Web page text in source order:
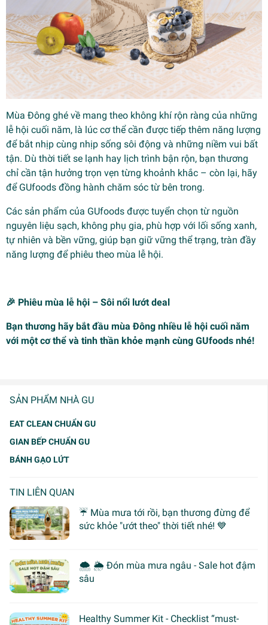
SẢN PHẨM NHÀ GU
EAT CLEAN CHUẨN GU
GIAN BẾP CHUẨN GU
BÁNH GẠO LỨT
TIN LIÊN QUAN
☔ Mùa mưa tới rồi, bạn thương đừng để
sức khỏe "ướt theo" thời tiết nhé! 💙
🌨 🌦 Đón mùa mưa ngâu - Sale hot đậm
sâu
Healthy Summer Kit - Checklist “must-
Mùa Đông ghé về mang theo không khí rộn ràng của những
lễ hội cuối năm, là lúc cơ thể cần được tiếp thêm năng lượng
để bắt nhịp cùng nhịp sống sôi động và những niềm vui bất
tận. Dù thời tiết se lạnh hay lịch trình bận rộn, bạn thương
chỉ cần tận hưởng trọn vẹn từng khoảnh khắc – còn lại, hãy
để GUfoods đồng hành chăm sóc từ bên trong.
Các sản phẩm của GUfoods được tuyển chọn từ nguồn
nguyên liệu sạch, không phụ gia, phù hợp với lối sống xanh,
tự nhiên và bền vững, giúp bạn giữ vững thể trạng, tràn đầy
năng lượng để phiêu theo mùa lễ hội.
🎉 Phiêu mùa lễ hội – Sôi nổi lướt deal
Bạn thương hãy bắt đầu mùa Đông nhiều lễ hội cuối năm
với một cơ thể và tinh thần khỏe mạnh cùng GUfoods nhé!